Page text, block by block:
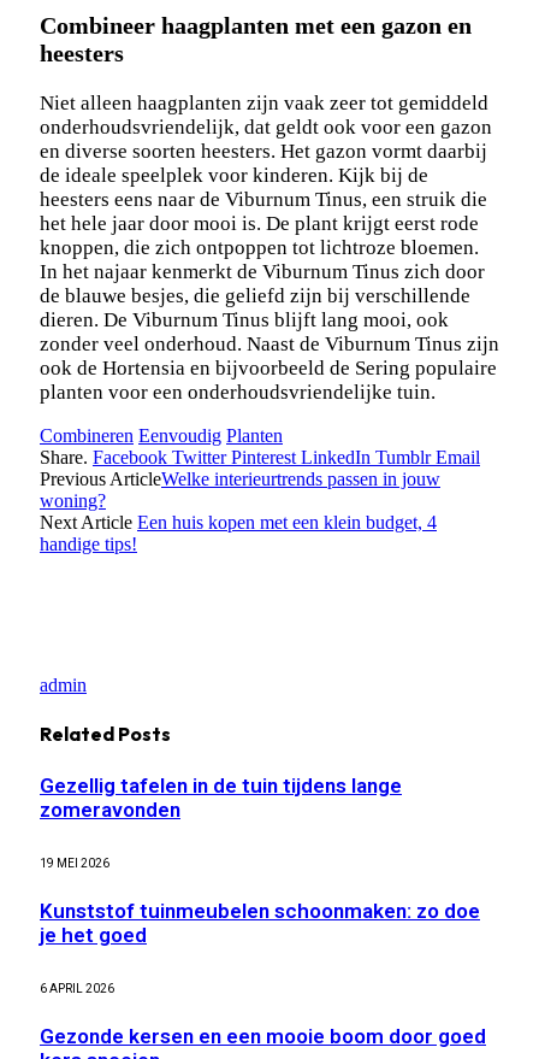
Combineer haagplanten met een gazon en
heesters
Niet alleen haagplanten zijn vaak zeer tot gemiddeld
onderhoudsvriendelijk, dat geldt ook voor een gazon
en diverse soorten heesters. Het gazon vormt daarbij
de ideale speelplek voor kinderen. Kijk bij de
heesters eens naar de Viburnum Tinus, een struik die
het hele jaar door mooi is. De plant krijgt eerst rode
knoppen, die zich ontpoppen tot lichtroze bloemen.
In het najaar kenmerkt de Viburnum Tinus zich door
de blauwe besjes, die geliefd zijn bij verschillende
dieren. De Viburnum Tinus blijft lang mooi, ook
zonder veel onderhoud. Naast de Viburnum Tinus zijn
ook de Hortensia en bijvoorbeeld de Sering populaire
planten voor een onderhoudsvriendelijke tuin.
Combineren Eenvoudig Planten
Share. Facebook Twitter Pinterest LinkedIn Tumblr Email
Previous ArticleWelke interieurtrends passen in jouw
woning?
Next Article Een huis kopen met een klein budget, 4
handige tips!
admin
Related Posts
Gezellig tafelen in de tuin tijdens lange
zomeravonden
19 MEI 2026
Kunststof tuinmeubelen schoonmaken: zo doe
je het goed
6 APRIL 2026
Gezonde kersen en een mooie boom door goed